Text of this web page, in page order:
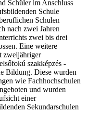
Schüler im Anschluss
Schule
Schulen
nach zwei Jahren
zwei bis drei
Eine weitere
zweijähriger
szakképzés -
Bildung. Diese wurden
wie Fachhochschulen
und wurden
einer
Sekundarschulen